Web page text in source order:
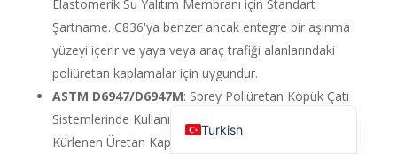
Elastomerik Su Yalıtım Membranı için Standart
Şartname. C836'ya benzer ancak entegre bir aşınma
yüzeyi içerir ve yaya veya araç trafiği alanlarındaki
poliüretan kaplamalar için uygundur.
ASTM D6947/D6947M: Sprey Poliüretan Köpük Çatı
Sistemlerinde Kullanılan Sıvı Uygulamalı Nemle
Kürlenen Üretan Kaplama için Standart Şartname.
Turkish
English (United States)
Hindi
Japanese
Korean